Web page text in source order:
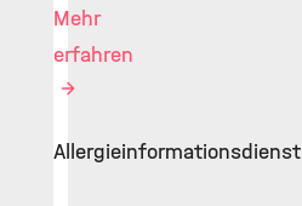
Mehr
erfahren
Allergieinformationsdienst